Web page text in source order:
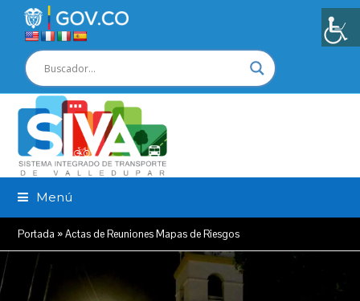
Menú
Portada »Actas de Reuniones Mapas de Riesgos